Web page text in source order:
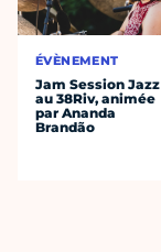
ÉVÈNEMENT
Jam Session Jazz
au 38Riv, animée
par Ananda
Brandão